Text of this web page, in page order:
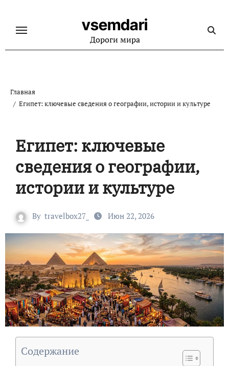
содержанию
vsemdari
Дороги мира
Главная
Египет: ключевые сведения о географии, истории и культуре
Египет: ключевые
сведения о географии,
истории и культуре
By travelbox27_ Июн 22, 2026
Содержание